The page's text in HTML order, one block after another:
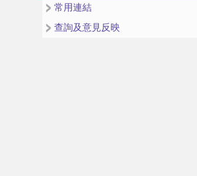
常用連結
查詢及意見反映